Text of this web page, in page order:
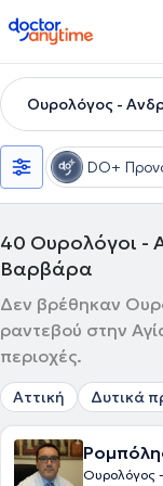
doctoranytime
Ουρολόγος -
DO+
40 Ουρολόγοι -
Βαρβάρα
Δεν βρέθηκαν
ραντεβού στην
περιοχές.
Αττική Δυτικά
Ουρολόγος